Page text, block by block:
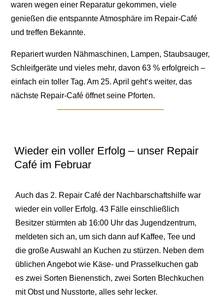
waren wegen einer Reparatur gekommen, viele
genießen die entspannte Atmosphäre im Repair-Café
und treffen Bekannte.
Repariert wurden Nähmaschinen, Lampen, Staubsauger,
Schleifgeräte und vieles mehr, davon 63 % erfolgreich –
einfach ein toller Tag. Am 25. April geht‘s weiter, das
nächste Repair-Café öffnet seine Pforten.
Wieder ein voller Erfolg – unser Repair
Café im Februar
Auch das 2. Repair Café der Nachbarschaftshilfe war
wieder ein voller Erfolg. 43 Fälle einschließlich
Besitzer stürmten ab 16:00 Uhr das Jugendzentrum,
meldeten sich an, um sich dann auf Kaffee, Tee und
die große Auswahl an Kuchen zu stürzen. Neben dem
üblichen Angebot wie Käse- und Prasselkuchen gab
es zwei Sorten Bienenstich, zwei Sorten Blechkuchen
mit Obst und Nusstorte, alles sehr lecker.